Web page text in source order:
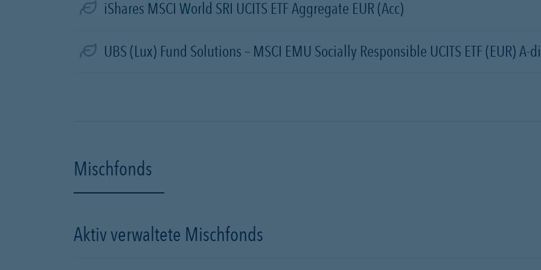
iShares MSCI World SRI UCITS ETF Aggregate EUR (Acc)
UBS (Lux) Fund Solutions – MSCI EMU Socially Responsible UCITS ETF (EUR) A-
Mischfonds
Aktiv verwaltete Mischfonds